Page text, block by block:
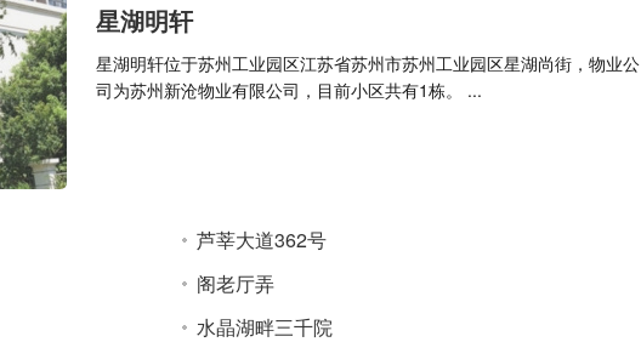
星湖明轩
星湖明轩位于苏州工业园区江苏省苏州市苏州工业园区星湖尚街，物业公
司为苏州新沧物业有限公司，目前小区共有1栋。 ...
芦莘大道362号
阁老厅弄
水晶湖畔三千院